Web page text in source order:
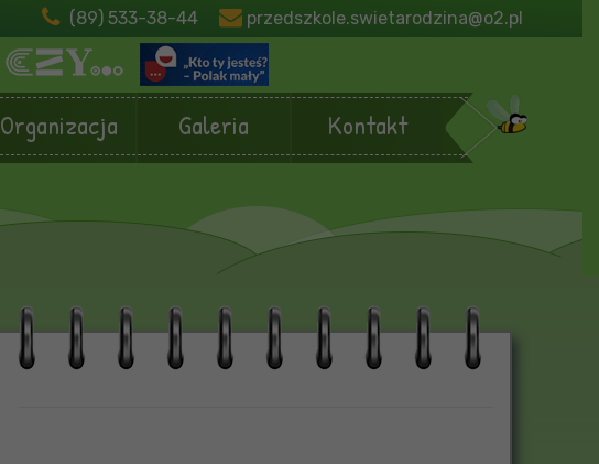
(89) 533-38-44 przedszkole.swietarodzina@o2.pl
Organizacja Galeria Kontakt